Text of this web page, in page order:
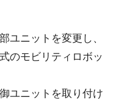
ユニットを変更し、
のモビリティロボッ
ユニットを取り付け